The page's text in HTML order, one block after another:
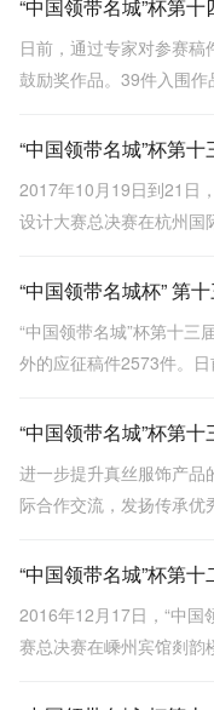
日前，通过专家对参赛
鼓励奖作品。39件入围
2017年10月19日到21日
设计大赛总决赛在杭州国
“中国领带名城”杯第十三
外的应征稿件2573件。
“中国领带名城”杯第
进一步提升真丝服饰产品
际合作交流，发扬传承
“中国领带名城”杯第
2016年12月17日，“中国
赛总决赛在嵊州宾馆剡韵